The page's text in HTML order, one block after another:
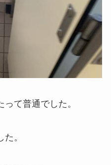
て普通でした。
。